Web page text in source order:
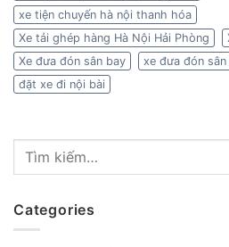
xe tiện chuyến hà nội thanh hóa
Xe tải ghép hàng Hà Nội Hải Phòng
Xe đưa đón sân bay
xe đưa đón
đặt xe đi nội bài
Categories